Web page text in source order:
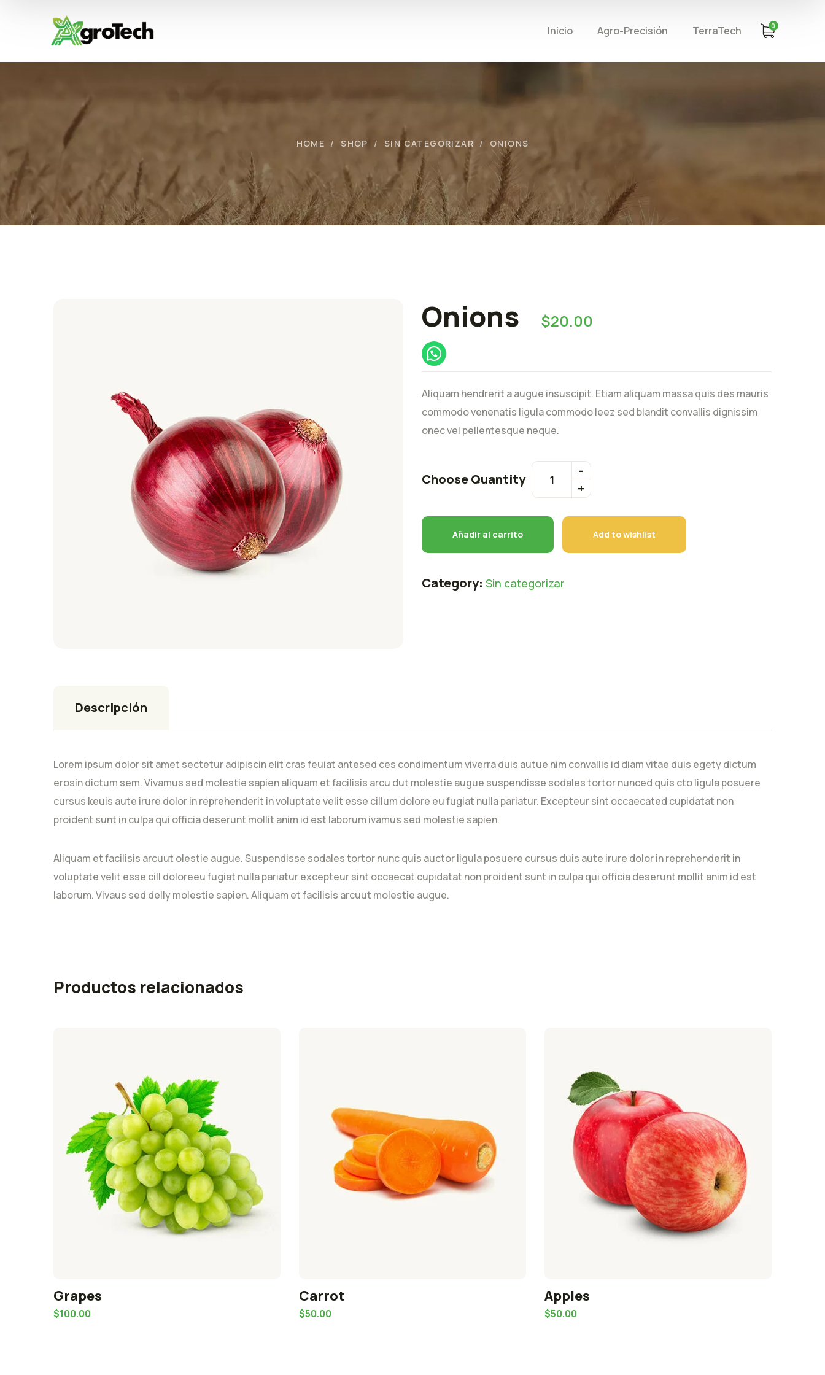
Inicio Agro-Precisión TerraTech 0
HOME SHOP SIN CATEGORIZAR ONIONS
Onions $20.00
Aliquam hendrerit a augue insuscipit. Etiam aliquam massa quis des mauris
commodo venenatis ligula commodo leez sed blandit convallis dignissim
onec vel pellentesque neque.
Add to wishlist
Choose Quantity
Añadir al carrito
Category: Sin categorizar
Descripción
Lorem ipsum dolor sit amet sectetur adipiscin elit cras feuiat antesed ces condimentum viverra duis autue nim convallis id diam vitae duis egety dictum
erosin dictum sem. Vivamus sed molestie sapien aliquam et facilisis arcu dut molestie augue suspendisse sodales tortor nunced quis cto ligula posuere
cursus keuis aute irure dolor in reprehenderit in voluptate velit esse cillum dolore eu fugiat nulla pariatur. Excepteur sint occaecated cupidatat non
proident sunt in culpa qui officia deserunt mollit anim id est laborum ivamus sed molestie sapien.
Aliquam et facilisis arcuut olestie augue. Suspendisse sodales tortor nunc quis auctor ligula posuere cursus duis aute irure dolor in reprehenderit in
voluptate velit esse cill doloreeu fugiat nulla pariatur excepteur sint occaecat cupidatat non proident sunt in culpa qui officia deserunt mollit anim id est
laborum. Vivaus sed delly molestie sapien. Aliquam et facilisis arcuut molestie augue.
Productos relacionados
Grapes
$100.00
Carrot
$50.00
Apples
$50.00